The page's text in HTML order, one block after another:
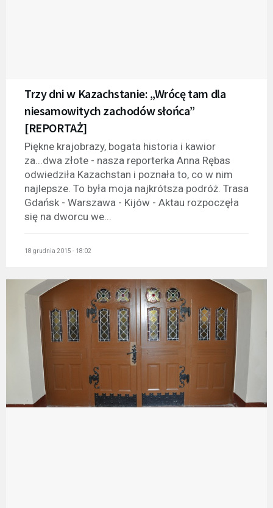
Trzy dni w Kazachstanie: „Wrócę tam dla
niesamowitych zachodów słońca”
[REPORTAŻ]
Piękne krajobrazy, bogata historia i kawior
za...dwa złote - nasza reporterka Anna Rębas
odwiedziła Kazachstan i poznała to, co w nim
najlepsze. To była moja najkrótsza podróż. Trasa
Gdańsk - Warszawa - Kijów - Aktau rozpoczęła
się na dworcu we...
18 grudnia 2015 - 18:02